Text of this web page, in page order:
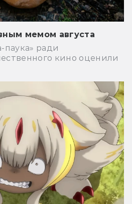
мемом августа
паука» ради
кино оценили